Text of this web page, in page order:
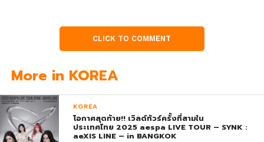
CLICK TO COMMENT
More in KOREA
KOREA
โอกาศสุดท้าย!! เวิลด์ทัวร์ครั้งที่สามใน
ประเทศไทย 2025 aespa LIVE TOUR – SYNK :
aeXIS LINE – in BANGKOK